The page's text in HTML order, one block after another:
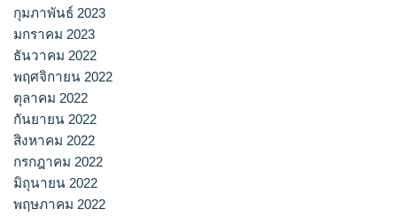
กุมภาพันธ์ 2023
มกราคม 2023
ธันวาคม 2022
พฤศจิกายน 2022
ตุลาคม 2022
กันยายน 2022
สิงหาคม 2022
กรกฎาคม 2022
มิถุนายน 2022
พฤษภาคม 2022